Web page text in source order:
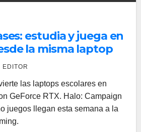
estudia y juega en
la misma laptop
EDITOR
las laptops escolares en
GeForce RTX. Halo: Campaign
juegos llegan esta semana a la